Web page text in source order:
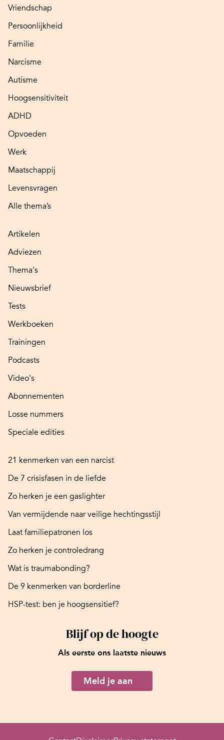
Vriendschap
Persoonlijkheid
Familie
Narcisme
Autisme
Hoogsensitiviteit
ADHD
Opvoeden
Werk
Maatschappij
Levensvragen
Alle thema’s
Artikelen
Adviezen
Thema's
Nieuwsbrief
Tests
Werkboeken
Trainingen
Podcasts
Video's
Abonnementen
Losse nummers
Speciale edities
21 kenmerken van een narcist
De 7 crisisfasen in de liefde
Zo herken je een gaslighter
Van vermijdende naar veilige hechtingsstijl
Laat familiepatronen los
Zo herken je controledrang
Wat is traumabonding?
De 9 kenmerken van borderline
HSP-test: ben je hoogsensitief?
Blijf op de hoogte
Als eerste ons laatste nieuws
Meld je aan